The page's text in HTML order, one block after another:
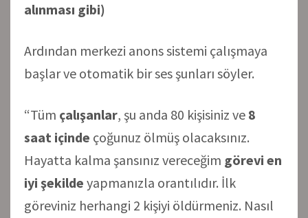
alınması gibi)
Ardından merkezi anons sistemi çalışmaya
başlar ve otomatik bir ses şunları söyler.
“Tüm çalışanlar, şu anda 80 kişisiniz ve 8
saat içinde çoğunuz ölmüş olacaksınız.
Hayatta kalma şansınız vereceğim görevi en
iyi şekilde yapmanızla orantılıdır. İlk
göreviniz herhangi 2 kişiyi öldürmeniz. Nasıl